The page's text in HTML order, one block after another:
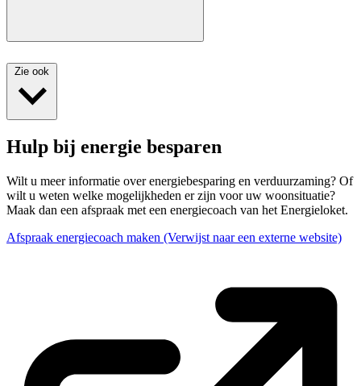
Zie ook
Hulp bij energie besparen
Wilt u meer informatie over energiebesparing en verduurzaming? Of
wilt u weten welke mogelijkheden er zijn voor uw woonsituatie?
Maak dan een afspraak met een energiecoach van het Energieloket.
Afspraak energiecoach maken (Verwijst naar een externe website)